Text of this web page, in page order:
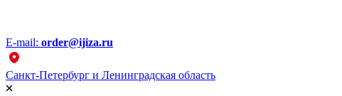
E-mail: order@ijiza.ru
Санкт-Петербург и Ленинградская область